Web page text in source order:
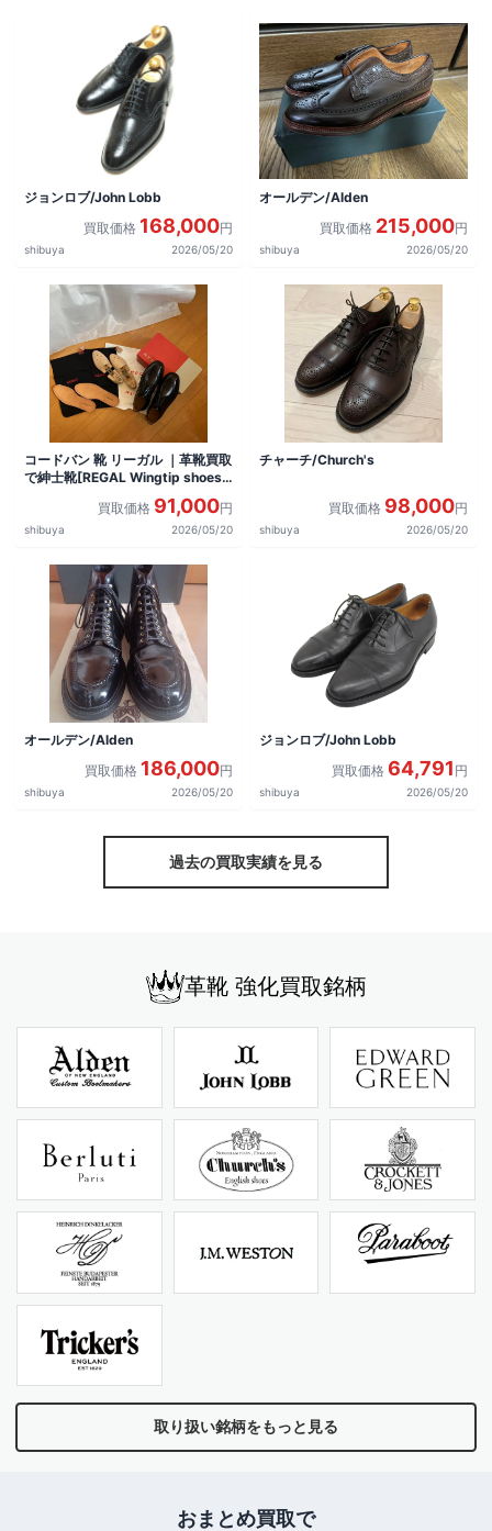
ジョンロブ/John Lobb
買取価格 168,000円
shibuya 2026/05/20
オールデン/Alden
買取価格 215,000円
shibuya 2026/05/20
コードバン 靴 リーガル ｜革靴買取
で紳士靴[REGAL Wingtip shoes]
買取価格 91,000円
shibuya 2026/05/20
チャーチ/Church's
買取価格 98,000円
shibuya 2026/05/20
オールデン/Alden
買取価格 186,000円
shibuya 2026/05/20
ジョンロブ/John Lobb
買取価格 64,791 円
shibuya 2026/05/20
過去の買取実績を見る
革靴 強化買取銘柄
取り扱い銘柄をもっと見る
おまとめ買取で